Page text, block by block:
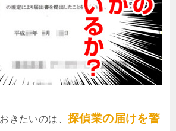
きたいのは、 探偵業の届けを警